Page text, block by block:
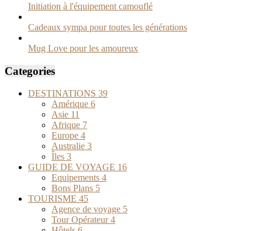
Initiation à l'équipement camouflé
Cadeaux sympa pour toutes les générations
Mug Love pour les amoureux
Categories
DESTINATIONS 39
Amérique 6
Asie 11
Afrique 7
Europe 4
Australie 3
Îles 3
GUIDE DE VOYAGE 16
Equipements 4
Bons Plans 5
TOURISME 45
Agence de voyage 5
Tour Opérateur4